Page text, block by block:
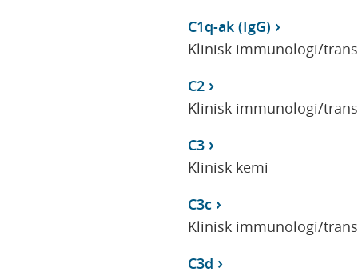
C1q-ak (IgG)
Klinisk immunologi/
C2
Klinisk immunologi/
C3
Klinisk kemi
C3c
Klinisk immunologi/
C3d